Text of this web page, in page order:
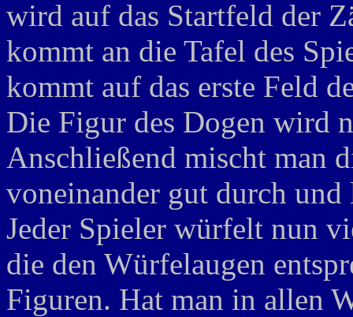
wird auf das Startfeld der
kommt an die Tafel des
kommt auf das erste Feld
Die Figur des Dogen wird
Anschließend mischt man
voneinander gut durch und
Jeder Spieler würfelt nun
die den Würfelaugen
Figuren. Hat man in allen